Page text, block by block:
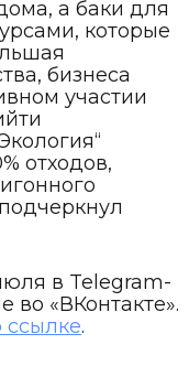
а баки для
которые
бизнеса
участии
отходов,
в Telegram-
во «ВКонтакте».
ссылке.